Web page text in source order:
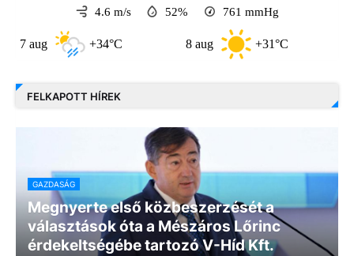
4.6 m/s 52% 761 mmHg
+34°C +31°C
FELKAPOTT HÍREK
GAZDASÁG
Megnyerte első közbeszerzését a
választások óta a Mészáros Lőrinc
érdekeltségébe tartozó V-Híd Kft.